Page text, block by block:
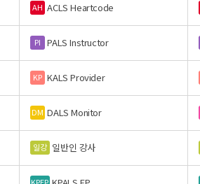
AH ACLS Heartcode
PI PALS Instructor
KP KALS Provider
DM DALS Monitor
일강 일반인 강사
KPEP